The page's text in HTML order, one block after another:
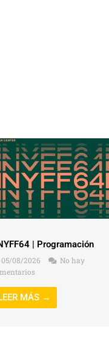
| Programación
05/08/2026
No hay
MÁS →